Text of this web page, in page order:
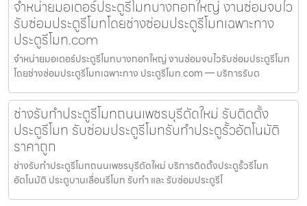
จำหน่ายมอเตอร์ประตูรีโมทบางกอกใหญ่ งานซ่อมจบไว
รับซ่อมประตูรีโมทโดยช่างซ่อมประตูรีโมทเฉพาะทาง
ประตูรีโมท.com
จำหน่ายมอเตอร์ประตูรีโมทบางกอกใหญ่ งานซ่อมจบไวรับซ่อมประตูรีโมท
โดยช่างซ่อมประตูรีโมทเฉพาะทาง ประตูรีโมท.com — บริการรับต
ช่างรับทำประตูรีโมทถนนเพชรบุรีตัดใหม่ รับติดตั้ง
ประตูรีโมท รับซ่อมประตูรีโมทรับทำประตูรั้วอัตโนมัติ
ราคาถูก
ช่างรับทำประตูรีโมทถนนเพชรบุรีตัดใหม่ บริการติดตั้งประตูรั้วรีโมท
อัตโนมัติ ประตูบานเลื่อนรีโมท รับทำ และ รับซ่อมประตูรีโ